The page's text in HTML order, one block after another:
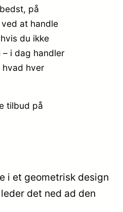
på
at handle
du ikke
i dag handler
hvad hver
tilbud på
i et geometrisk design
det ned ad den